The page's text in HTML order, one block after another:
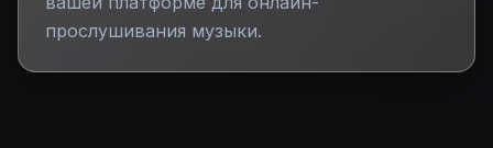
прослушивания музыки.